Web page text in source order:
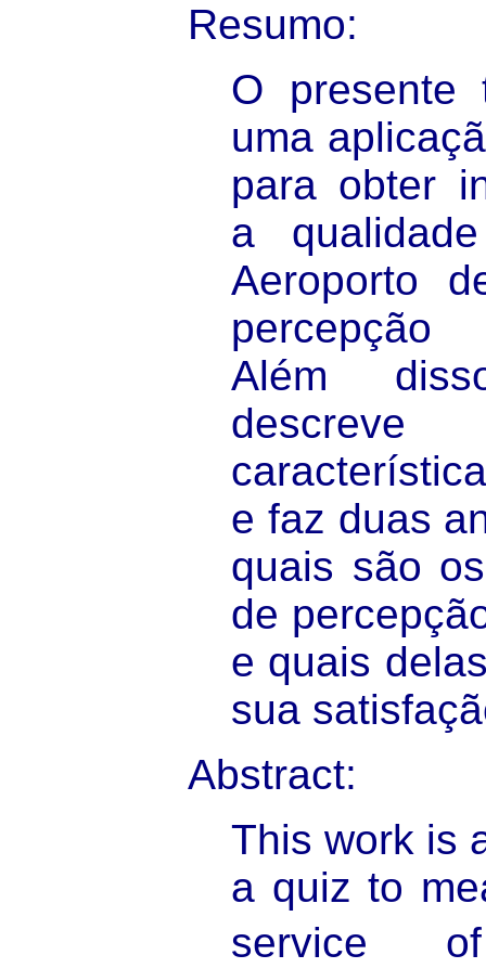
Resumo:
O presente
uma
para obter
a
Aeroporto
Além
e faz duas
quais são
de
e quais
sua
Abstract:
This work is
a quiz to
service